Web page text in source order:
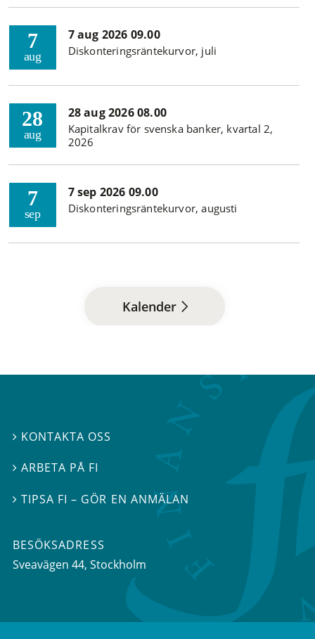
7
aug
7 aug 2026 09.00
Diskonteringsräntekurvor, juli
28
aug
28 aug 2026 08.00
Kapitalkrav för svenska banker, kvartal 2,
2026
7
sep
7 sep 2026 09.00
Diskonteringsräntekurvor, augusti
Kalender
 KONTAKTA OSS
ARBETA PÅ FI
TIPSA FI – GÖR EN ANMÄLAN
BESÖKSADRESS
Sveavägen 44, Stockholm